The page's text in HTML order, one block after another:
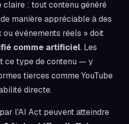
: tout contenu généré
manière appréciable à des
événements réels » doit
comme artificiel. Les
ce type de contenu — y
tierces comme YouTube
directe.
l'AI Act peuvent atteindre